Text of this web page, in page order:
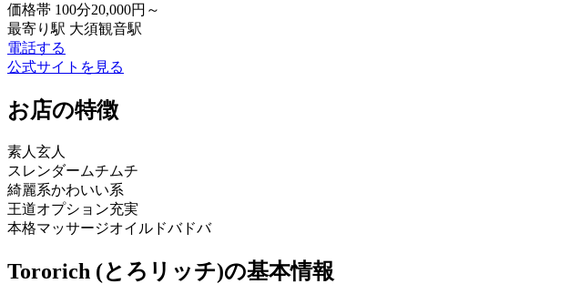
価格帯 100分20,000円～
最寄り駅 大須観音駅
電話する
公式サイトを見る
お店の特徴
素人 玄人
スレンダー ムチムチ
綺麗系かわいい系
王道オプション充実
本格マッサージオイルドバドバ
Tororich (とろリッチ)の基本情報